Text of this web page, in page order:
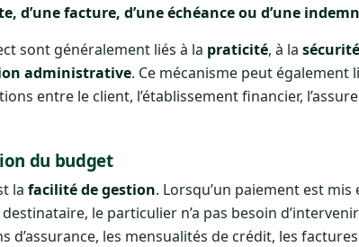
d’une facture, d’une échéance ou d’une
sont généralement liés à la praticité, à la sécurité
administrative. Ce mécanisme peut également
entre le client, l’établissement financier,
du budget
la facilité de gestion. Lorsqu’un paiement est mis
le particulier n’a pas besoin
d’assurance, les mensualités de crédit, les